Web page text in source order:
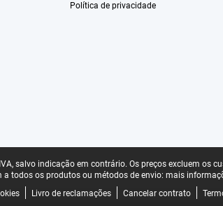
Política de privacidade
salvo indicação em contrário. Os preços excluem os
a todos os produtos ou métodos de envio: mais
Livro de reclamações Cancelar contrato